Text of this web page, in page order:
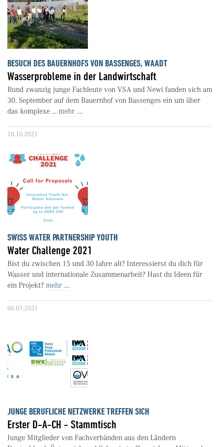
BESUCH DES BAUERNHOFS VON BASSENGES, WAADT
Wasserprobleme in der Landwirtschaft
Rund zwanzig junge Fachleute von VSA und Newi fanden sich am
30. September auf dem Bauernhof von Bassenges ein um über
das komplexe ... mehr ....
18.10.2021
SWISS WATER PARTNERSHIP YOUTH
Water Challenge 2021
Bist du zwischen 15 und 30 Jahre alt? Interessierst du dich für
Wasser und internationale Zusammenarbeit? Hast du Ideen für
ein Projekt? mehr ....
06.07.2021
JUNGE BERUFLICHE NETZWERKE TREFFEN SICH
Erster D-A-CH - Stammtisch
Junge Mitglieder von Fachverbänden aus den Ländern